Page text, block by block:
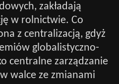
zakładają
w rolnictwie. Co
z centralizacją, gdyż
globalistyczno-
centralne zarządzanie
walce ze zmianami